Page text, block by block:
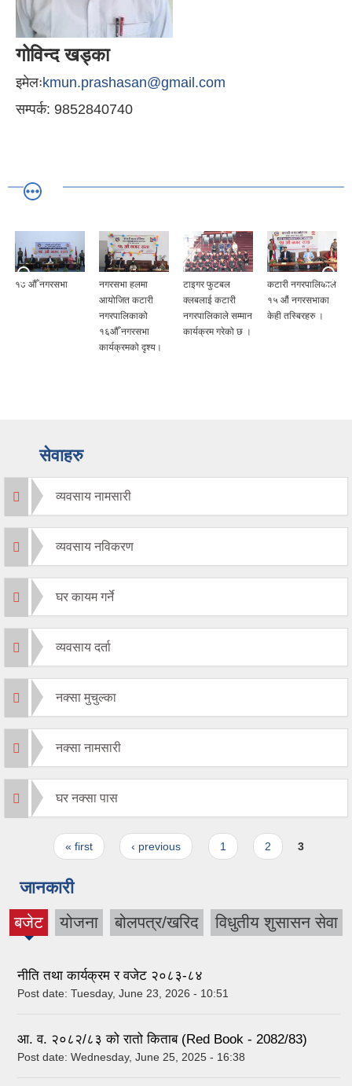
गोविन्द खड्का
इमेलःkmun.prashasan@gmail.com
सम्पर्क: 9852840740
१७ औँ नगरसभा
नगरसभा हलमा
आयोजित कटारी
नगरपालिकाको
१६औँ नगरसभा
कार्यक्रमको दृश्य।
टाइगर फुटबल
क्लबलाई कटारी
नगरपालिकाले सम्मान
कार्यक्रम गरेको छ ।
कटारी नगरपालिकाले
१५ औं नगरसभाका
केही तस्बिरहरु ।
सेवाहरु
व्यवसाय नामसारी
व्यवसाय नविकरण
घर कायम गर्ने
व्यवसाय दर्ता
नक्सा मुचुल्का
नक्सा नामसारी
घर नक्सा पास
Pages« first ‹ previous 1 2 3
जानकारी
बजेट
(active
योजना बोलपत्र/खरिद विधुतीय शुसासन सेवा
नीति तथा कार्यक्रम र वजेट २०८३-८४
Post date: Tuesday, June 23, 2026 - 10:51
आ. व. २०८२/८३ को रातो किताब (Red Book - 2082/83)
Post date: Wednesday, June 25, 2025 - 16:38